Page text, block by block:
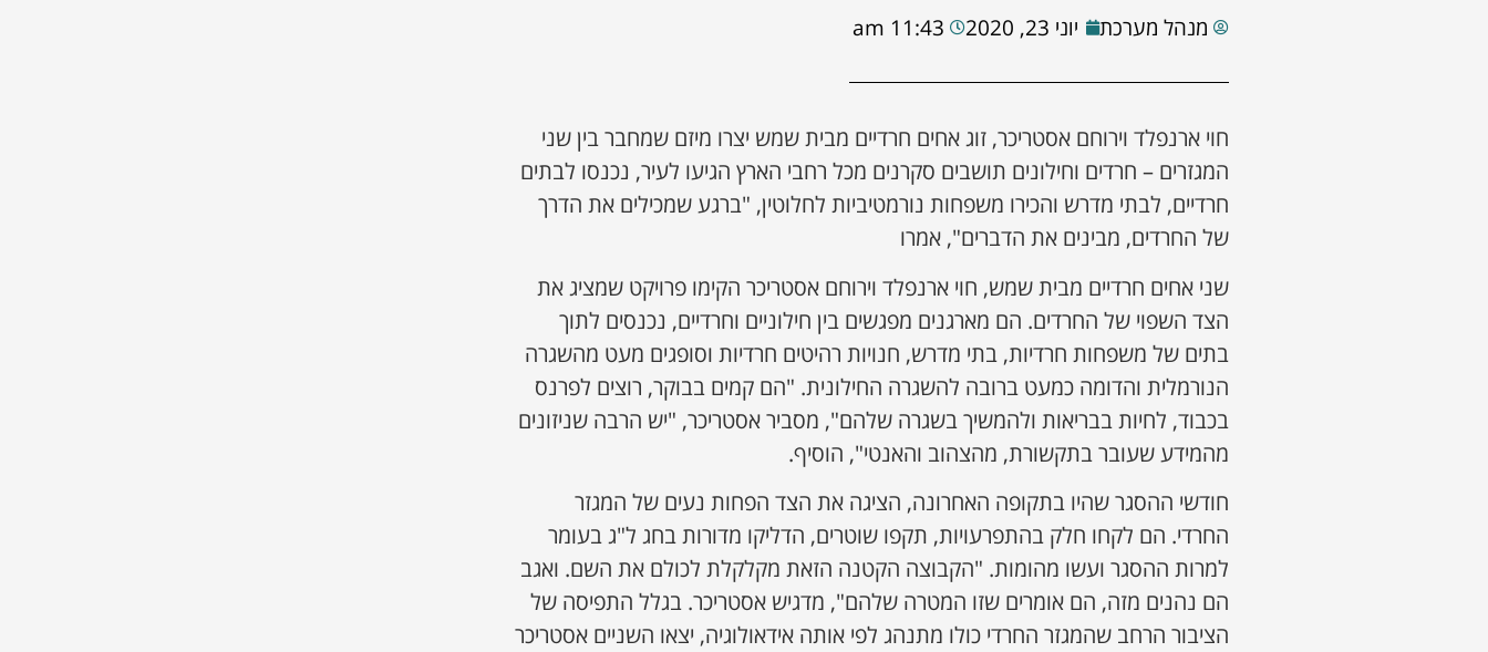
מנהל מערכת יוני 23, 2020 11:43 am
חוי ארנפלד וירוחם אסטריכר, זוג אחים חרדיים מבית שמש יצרו מיזם שמחבר בין שני
המגזרים – חרדים וחילונים תושבים סקרנים מכל רחבי הארץ הגיעו לעיר, נכנסו לבתים
חרדיים, לבתי מדרש והכירו משפחות נורמטיביות לחלוטין, "ברגע שמכילים את הדרך
של החרדים, מבינים את הדברים", אמרו
שני אחים חרדיים מבית שמש, חוי ארנפלד וירוחם אסטריכר הקימו פרויקט שמציג את
הצד השפוי של החרדים. הם מארגנים מפגשים בין חילוניים וחרדיים, נכנסים לתוך
בתים של משפחות חרדיות, בתי מדרש, חנויות רהיטים חרדיות וסופגים מעט מהשגרה
הנורמלית והדומה כמעט ברובה להשגרה החילונית. "הם קמים בבוקר, רוצים לפרנס
בכבוד, לחיות בבריאות ולהמשיך בשגרה שלהם", מסביר אסטריכר, "יש הרבה שניזונים
מהמידע שעובר בתקשורת, מהצהוב והאנטי", הוסיף.
חודשי ההסגר שהיו בתקופה האחרונה, הציגה את הצד הפחות נעים של המגזר
החרדי. הם לקחו חלק בהתפרעויות, תקפו שוטרים, הדליקו מדורות בחג ל"ג בעומר
למרות ההסגר ועשו מהומות. "הקבוצה הקטנה הזאת מקלקלת לכולם את השם. ואגב
הם נהנים מזה, הם אומרים שזו המטרה שלהם", מדגיש אסטריכר. בגלל התפיסה של
הציבור הרחב שהמגזר החרדי כולו מתנהג לפי אותה אידאולוגיה, יצאו השניים אסטריכר